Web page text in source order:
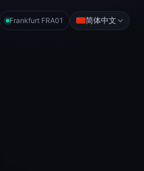
Frankfurt FRA01 简体中文